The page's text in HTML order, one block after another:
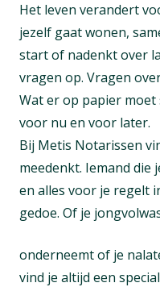
Het leven verandert
jezelf gaat wonen,
start of nadenkt over
vragen op. Vragen
Wat er op papier moet
voor nu en voor later.
Bij Metis Notarissen
meedenkt. Iemand die
en alles voor je regelt
gedoe. Of je
onderneemt of je
vind je altijd een